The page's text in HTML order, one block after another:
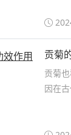
来的
贡菊
贡菊
因在